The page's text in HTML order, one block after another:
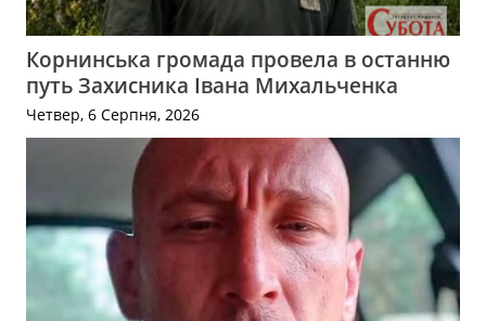
Корнинська громада провела в останню
путь Захисника Івана Михальченка
Четвер, 6 Серпня, 2026